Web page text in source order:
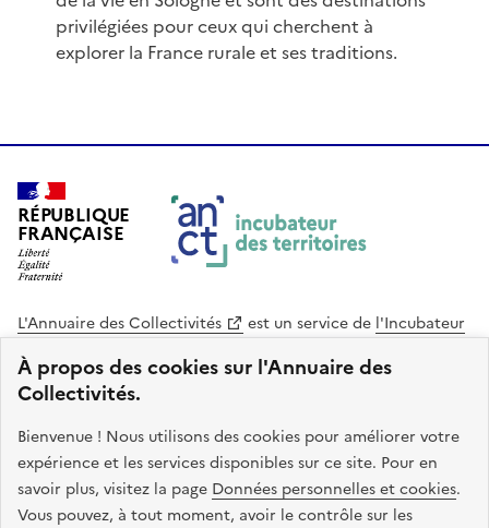
À propos des cookies sur l'Annuaire des
Collectivités.
Bienvenue ! Nous utilisons des cookies pour améliorer votre
expérience et les services disponibles sur ce site. Pour en
savoir plus, visitez la page Données personnelles et cookies.
Vous pouvez, à tout moment, avoir le contrôle sur les
privilégiées pour ceux qui cherchent à
explorer la France rurale et ses traditions.
RÉPUBLIQUE
FRANÇAISE
L'Annuaire des Collectivités est un service de l'Incubateur
des Territoires
Cohésion des Territoires
. Le code source de ce site web
est disponible en licence libre. Le design de ce site est conçu
avec le système de design de l’État.
legifrance.gouv.fr
info.gouv.fr